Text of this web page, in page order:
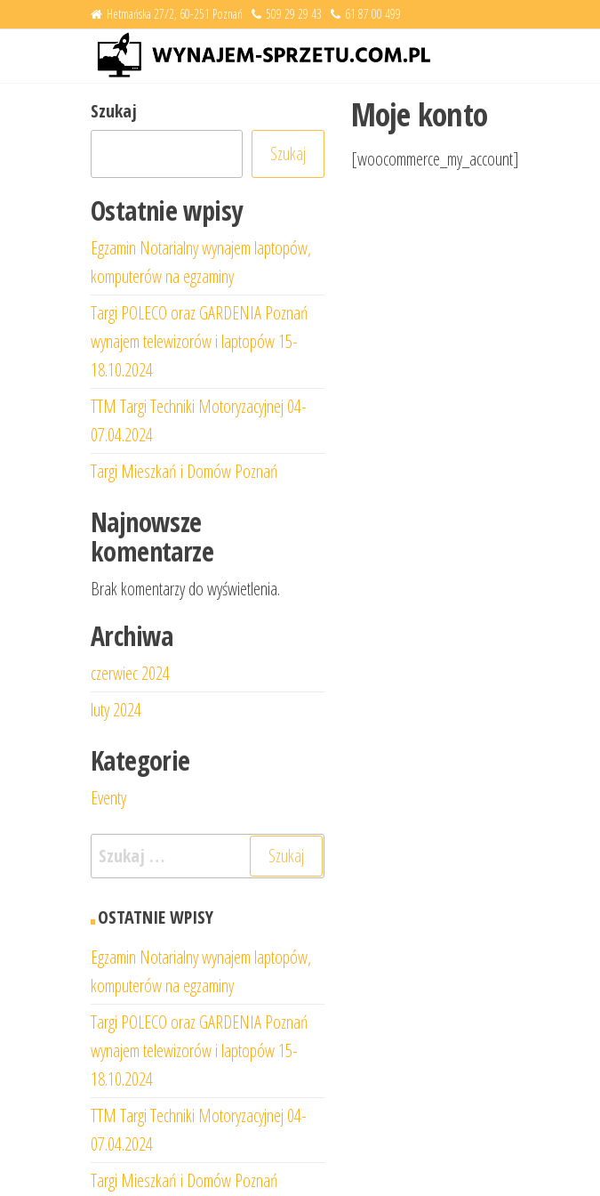
Hetmańska 27/2, 60-251 Poznań 509 29 29 43 61 87 00 499
laptopów,
telewizorów,
ekranów,
Moje konto
[woocommerce_my_account]
Szukaj
Szukaj
Ostatnie wpisy
Egzamin Notarialny wynajem laptopów,
komputerów na egzaminy
Targi POLECO oraz GARDENIA Poznań
wynajem telewizorów i laptopów 15-
18.10.2024
TTM Targi Techniki Motoryzacyjnej 04-
07.04.2024
Targi Mieszkań i Domów Poznań
Najnowsze
komentarze
Brak komentarzy do wyświetlenia.
Archiwa
czerwiec 2024
luty 2024
Kategorie
Eventy
Szukaj:
OSTATNIE WPISY
Egzamin Notarialny wynajem laptopów,
komputerów na egzaminy
Targi POLECO oraz GARDENIA Poznań
wynajem telewizorów i laptopów 15-
18.10.2024
TTM Targi Techniki Motoryzacyjnej 04-
07.04.2024
Targi Mieszkań i Domów Poznań